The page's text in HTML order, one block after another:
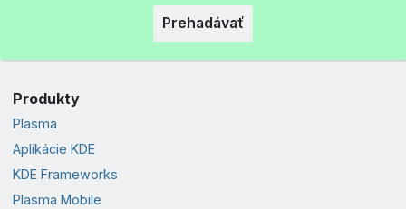
Prehadávať
Produkty
Plasma
Aplikácie KDE
KDE Frameworks
Plasma Mobile